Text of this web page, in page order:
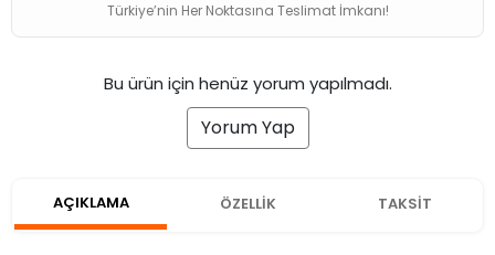
Türkiye’nin Her Noktasına Teslimat İmkanı!
Bu ürün için henüz yorum yapılmadı.
Yorum Yap
AÇIKLAMA ÖZELLİK TAKSİT